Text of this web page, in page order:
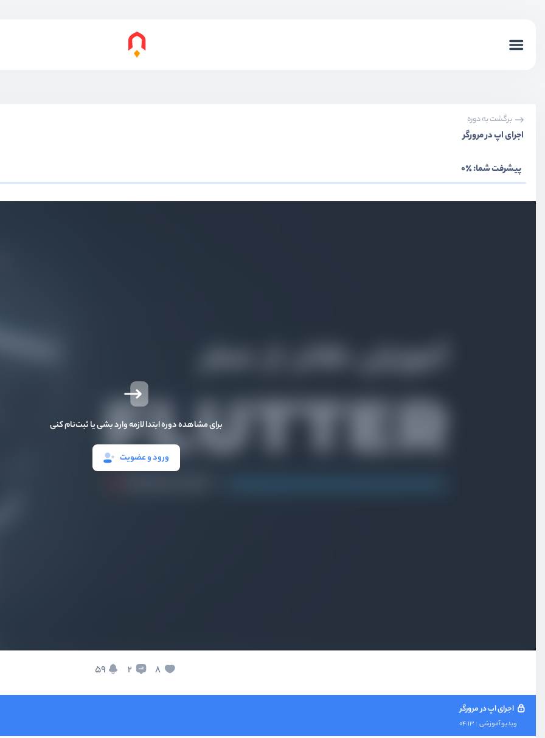
برگشت به دوره
اجرای اپ در مرورگر
پیشرفت شما:٪0
برای مشاهده دوره ابتدا لازمه وارد بشی یا ثبت‌نام کنی
ورود و عضویت
8
2
59
اجرای اپ در مرورگر
ویدیو آموزشی 04:13